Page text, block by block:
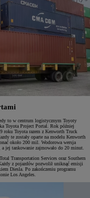
to w centrum logistycznym Toyoty
Toyota Project Portal. Rok później
roku Toyota razem z Kenworth Truck
te zostały oparte na modelu Kenworth
około 200 mil. Wodorowa wersja
jej tankowanie zajmowało do 20 minut.
Transportation Services oraz Southern
z pojazdów pozwolił uniknąć emisji
Diesla. Po zakończeniu programu
Los Angeles.